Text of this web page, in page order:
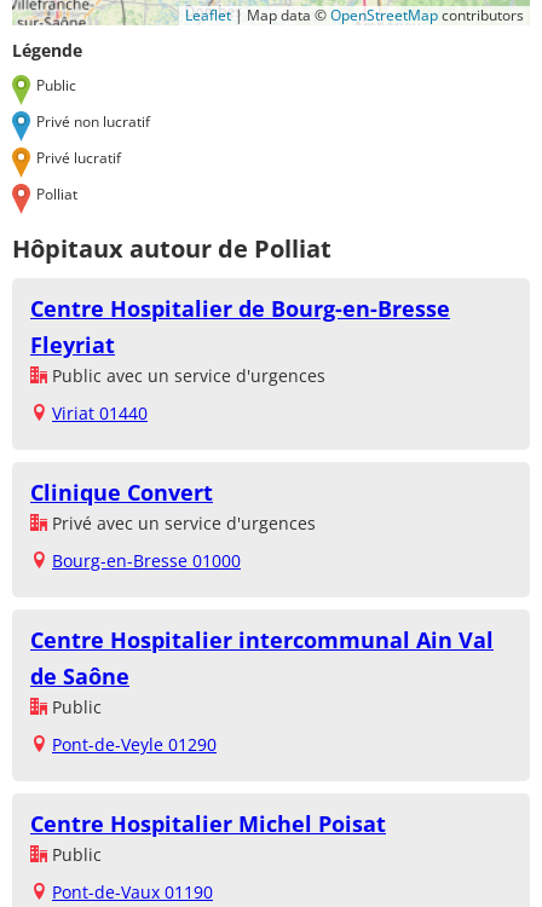
Leaflet | Map data ©OpenStreetMapcontributors
Légende
Public
Privé non lucratif
Privé lucratif
Polliat
Hôpitaux autour de Polliat
Centre Hospitalier de Bourg-en-Bresse
Fleyriat
Public avec un service d'urgences
Viriat 01440
Clinique Convert
Privé avec un service d'urgences
Bourg-en-Bresse 01000
Centre Hospitalier intercommunal Ain Val
de Saône
Public
Pont-de-Veyle 01290
Centre Hospitalier Michel Poisat
Public
Pont-de-Vaux 01190